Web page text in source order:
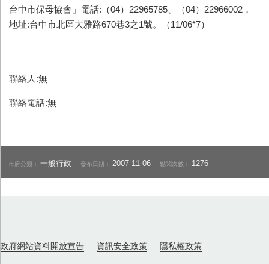
台中市保母協會」電話:（04）22965785、（04）22966002，
地址:台中市北區大雅路670巷3之1號。（11/06*7）
聯絡人:無
聯絡電話:無
市府分類：一般行政 發布日期： 2007-11-06 點閱次數： 1276
政府網站資料開放宣告 資訊安全政策 隱私權政策